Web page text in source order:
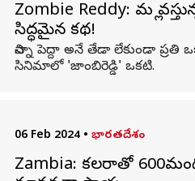
Zombie Reddy: మళ్లీ
సిద్ధమైన కథ!
చిన్నా పెద్దా అనే తేడా లేకుండా ప్రతి
సినిమాలో 'జాంబిరెడ్డి' ఒకటి.
06 Feb 2024 • భారతదేశం
Zambia: కలరాతో